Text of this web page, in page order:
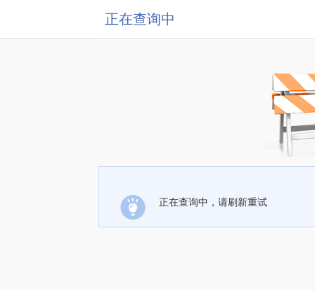
正在查询中
正在查询中，请刷新重试